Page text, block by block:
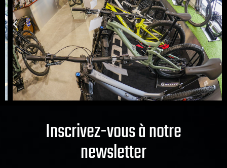
Inscrivez-vous à notre
newsletter